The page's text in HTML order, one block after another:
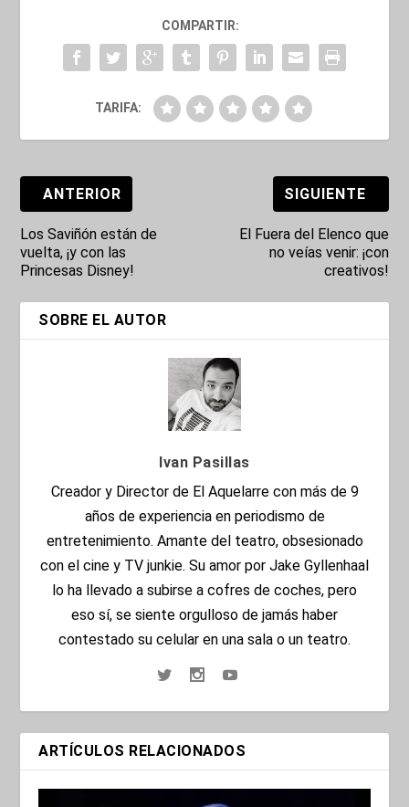
COMPARTIR:
TARIFA:
ANTERIOR
Los Saviñón están de
vuelta, ¡y con las
Princesas Disney!
SIGUIENTE
El Fuera del Elenco que
no veías venir: ¡con
creativos!
SOBRE EL AUTOR
Ivan Pasillas
Creador y Director de El Aquelarre con más de 9
años de experiencia en periodismo de
entretenimiento. Amante del teatro, obsesionado
con el cine y TV junkie. Su amor por Jake Gyllenhaal
lo ha llevado a subirse a cofres de coches, pero
eso sí, se siente orgulloso de jamás haber
contestado su celular en una sala o un teatro.
ARTÍCULOS RELACIONADOS